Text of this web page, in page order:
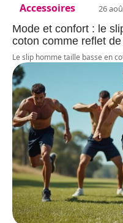
Accessoires 26
Mode et confort : le
coton comme reflet
Le slip homme taille basse en